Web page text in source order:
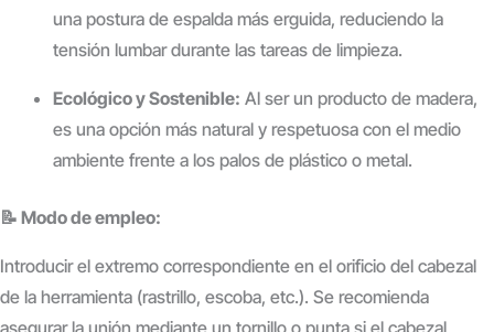
una postura de espalda más erguida, reduciendo la
tensión lumbar durante las tareas de limpieza.
Ecológico y Sostenible: Al ser un producto de madera,
es una opción más natural y respetuosa con el medio
ambiente frente a los palos de plástico o metal.
📝 Modo de empleo:
Introducir el extremo correspondiente en el orificio del cabezal
de la herramienta (rastrillo, escoba, etc.). Se recomienda
asegurar la unión mediante un tornillo o punta si el cabezal